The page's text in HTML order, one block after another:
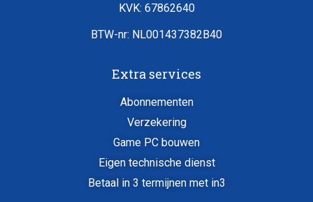
KVK: 67862640
BTW-nr: NL001437382B40
Extra services
Abonnementen
Verzekering
Game PC bouwen
Eigen technische dienst
Betaal in 3 termijnen met in3